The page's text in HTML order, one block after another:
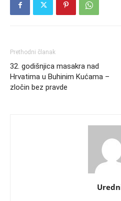
Prethodni članak
32. godišnjica masakra nad
Hrvatima u Buhinim Kućama –
zločin bez pravde